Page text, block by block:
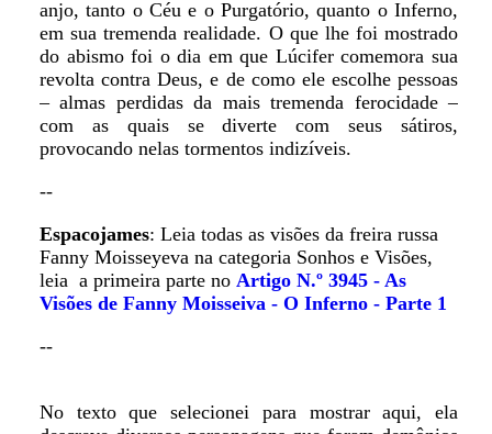
anjo, tanto o Céu e o Purgatório, quanto o Inferno,
em sua tremenda realidade. O que lhe foi mostrado
do abismo foi o dia em que Lúcifer comemora sua
revolta contra Deus, e de como ele escolhe pessoas
– almas perdidas da mais tremenda ferocidade –
com as quais se diverte com seus sátiros,
provocando nelas tormentos indizíveis.
--
Espacojames: Leia todas as visões da freira russa
Fanny Moisseyeva na categoria Sonhos e Visões,
leia a primeira parte no Artigo N.º 3945 - As
Visões de Fanny Moisseiva - O Inferno - Parte 1
--
No texto que selecionei para mostrar aqui, ela